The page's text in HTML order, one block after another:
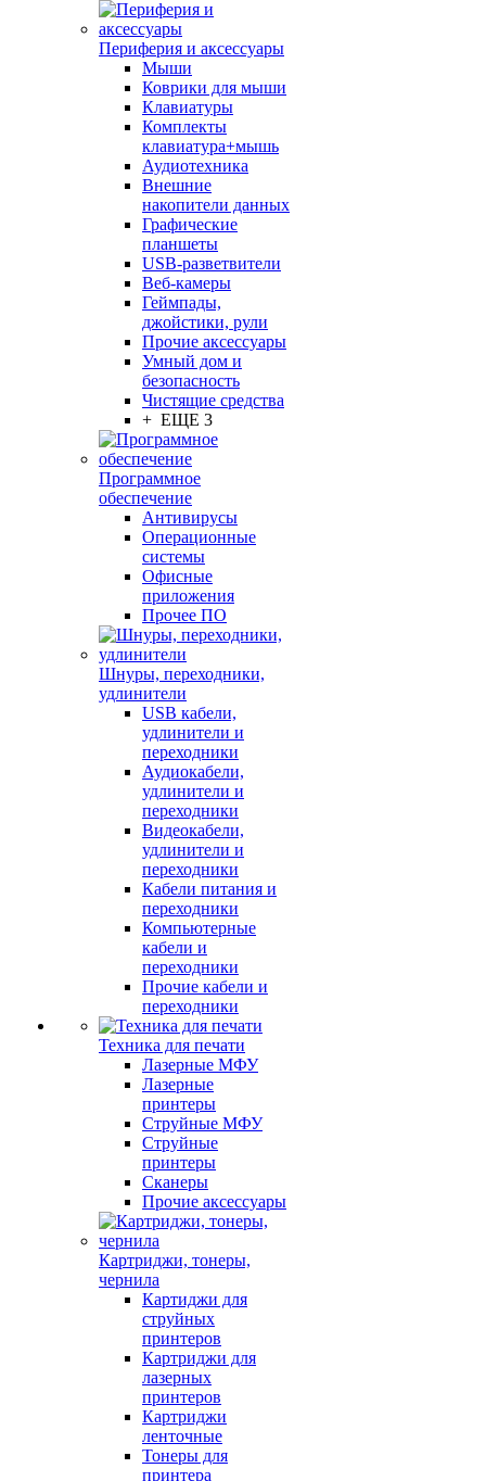
Периферия и аксессуары
Мыши
Коврики для мыши
Клавиатуры
Комплекты
клавиатура+мышь
Аудиотехника
Внешние
накопители данных
Графические
планшеты
USB-разветвители
Веб-камеры
Геймпады,
джойстики, рули
Прочие аксессуары
Умный дом и
безопасность
Чистящие средства
+ ЕЩЕ 3
Программное
обеспечение
Антивирусы
Операционные
системы
Офисные
приложения
Прочее ПО
Шнуры, переходники,
удлинители
USB кабели,
удлинители и
переходники
Аудиокабели,
удлинители и
переходники
Видеокабели,
удлинители и
переходники
Кабели питания и
переходники
Компьютерные
кабели и
переходники
Прочие кабели и
переходники
Техника для печати
Лазерные МФУ
Лазерные
принтеры
Струйные МФУ
Струйные
принтеры
Сканеры
Прочие аксессуары
Картриджи, тонеры,
чернила
Картиджи для
струйных
принтеров
Картриджи для
лазерных
принтеров
Картриджи
ленточные
Тонеры для
принтера